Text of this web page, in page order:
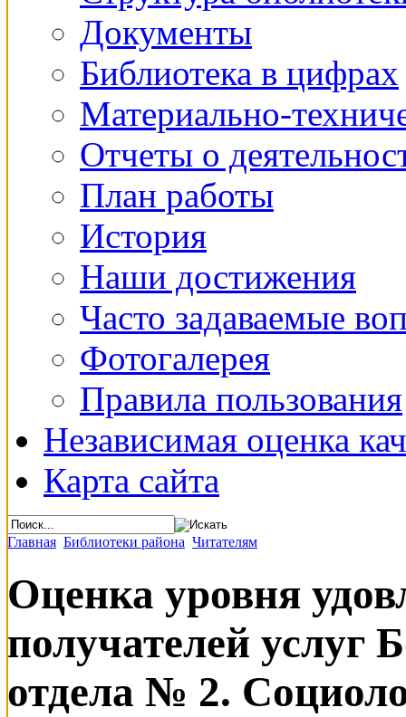
Документы
Библиотека в цифрах
Материально-
Отчеты о
План работы
История
Наши достижения
Часто задаваемые
Фотогалерея
Правила пользования
Независимая оценка
Карта сайта
Главная Библиотеки района Читателям
Оценка уровня
получателей услуг
отдела № 2.